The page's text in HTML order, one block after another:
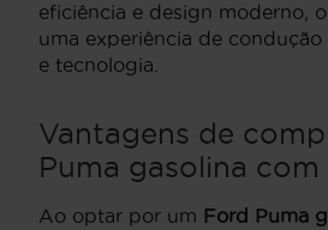
eficiência e design moderno, o
uma experiência de
e tecnologia.
Vantagens de
Puma gasolina com
Ao optar por um Ford Puma